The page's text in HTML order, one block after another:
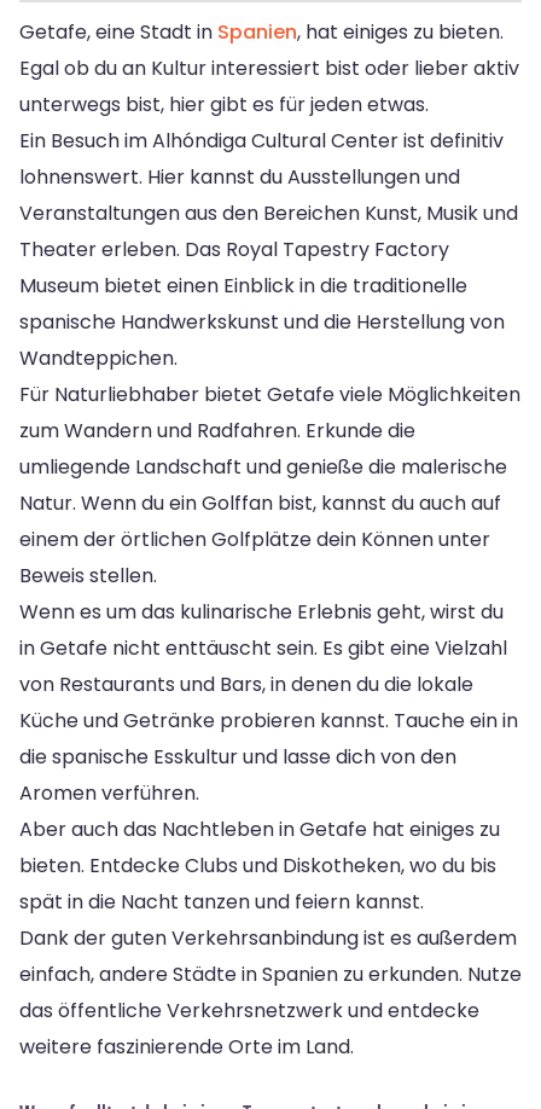
Getafe, eine Stadt in Spanien, hat einiges zu bieten.
Egal ob du an Kultur interessiert bist oder lieber aktiv
unterwegs bist, hier gibt es für jeden etwas.
Ein Besuch im Alhóndiga Cultural Center ist definitiv
lohnenswert. Hier kannst du Ausstellungen und
Veranstaltungen aus den Bereichen Kunst, Musik und
Theater erleben. Das Royal Tapestry Factory
Museum bietet einen Einblick in die traditionelle
spanische Handwerkskunst und die Herstellung von
Wandteppichen.
Für Naturliebhaber bietet Getafe viele Möglichkeiten
zum Wandern und Radfahren. Erkunde die
umliegende Landschaft und genieße die malerische
Natur. Wenn du ein Golffan bist, kannst du auch auf
einem der örtlichen Golfplätze dein Können unter
Beweis stellen.
Wenn es um das kulinarische Erlebnis geht, wirst du
in Getafe nicht enttäuscht sein. Es gibt eine Vielzahl
von Restaurants und Bars, in denen du die lokale
Küche und Getränke probieren kannst. Tauche ein in
die spanische Esskultur und lasse dich von den
Aromen verführen.
Aber auch das Nachtleben in Getafe hat einiges zu
bieten. Entdecke Clubs und Diskotheken, wo du bis
spät in die Nacht tanzen und feiern kannst.
Dank der guten Verkehrsanbindung ist es außerdem
einfach, andere Städte in Spanien zu erkunden. Nutze
das öffentliche Verkehrsnetzwerk und entdecke
weitere faszinierende Orte im Land.